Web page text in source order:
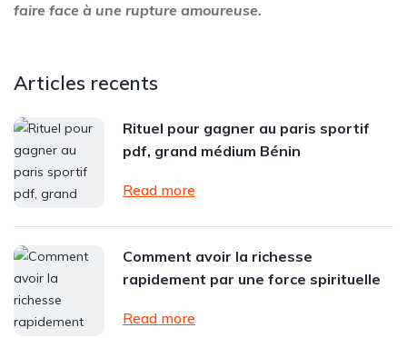
faire face à une rupture amoureuse.
Articles recents
Rituel pour gagner au paris sportif
pdf, grand médium Bénin
Read more
Comment avoir la richesse
rapidement par une force spirituelle
Read more